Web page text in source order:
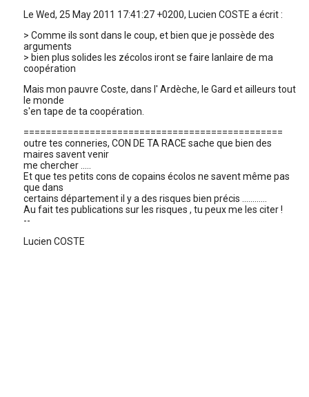
Le Wed, 25 May 2011 17:41:27 +0200, Lucien COSTE a écrit :
> Comme ils sont dans le coup, et bien que je possède des
arguments
> bien plus solides les zécolos iront se faire lanlaire de ma
coopération
Mais mon pauvre Coste, dans l' Ardèche, le Gard et ailleurs tout
le monde
s'en tape de ta coopération.
===============================================
outre tes conneries, CON DE TA RACE sache que bien des
maires savent venir
me chercher .....
Et que tes petits cons de copains écolos ne savent même pas
que dans
certains département il y a des risques bien précis ............
Au fait tes publications sur les risques , tu peux me les citer !
--
Lucien COSTE